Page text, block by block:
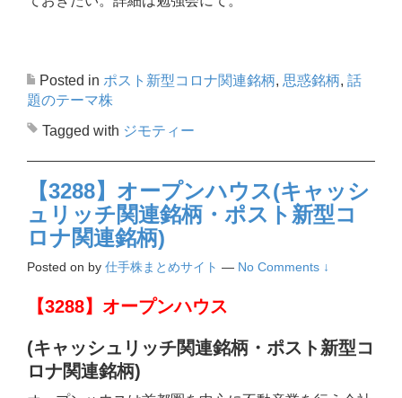
Posted in ポスト新型コロナ関連銘柄, 思惑銘柄, 話
題のテーマ株
Tagged with ジモティー
【3288】オープンハウス(キャッシ
ュリッチ関連銘柄・ポスト新型コ
ロナ関連銘柄)
Posted on by 仕手株まとめサイト — No Comments ↓
【3288】オープンハウス
(キャッシュリッチ関連銘柄・ポスト新型コ
ロナ関連銘柄)